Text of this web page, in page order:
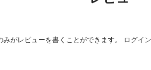
みがレビューを書くことができます。
ログイン